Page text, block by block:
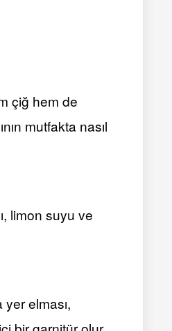
çiğ hem de
mutfakta nasıl
limon suyu ve
yer elması,